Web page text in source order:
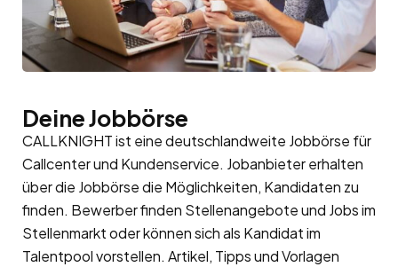
Deine Jobbörse
CALLKNIGHT ist eine deutschlandweite Jobbörse für
Callcenter und Kundenservice. Jobanbieter erhalten
über die Jobbörse die Möglichkeiten, Kandidaten zu
finden. Bewerber finden Stellenangebote und Jobs im
Stellenmarkt oder können sich als Kandidat im
Talentpoolvorstellen. Artikel, Tipps und Vorlagen